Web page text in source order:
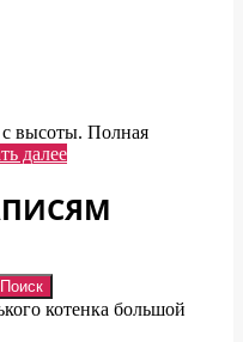
с высоты. Полная
далее